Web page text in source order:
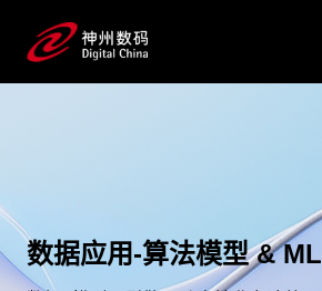
数据应用-算法模型 & ML